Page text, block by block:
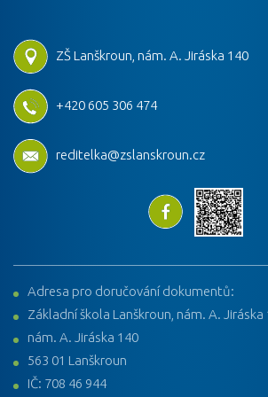
ZŠ Lanškroun, nám. A. Jiráska 140
+420 605 306 474
reditelka@zslanskroun.cz
Adresa pro doručování dokumentů:
Základní škola Lanškroun, nám. A. Jiráska
nám. A. Jiráska 140
563 01 Lanškroun
IČ: 708 46 944